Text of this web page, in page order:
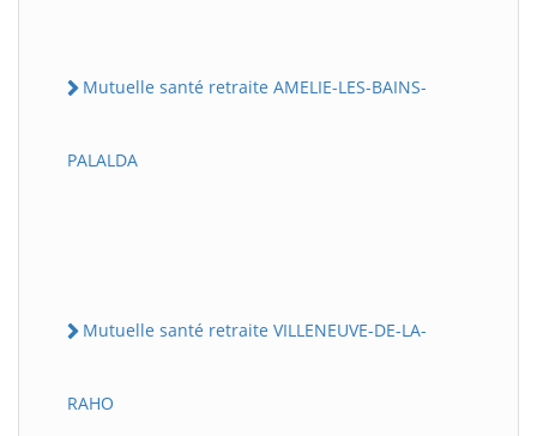
Mutuelle santé retraite AMELIE-LES-BAINS-
PALALDA
Mutuelle santé retraite VILLENEUVE-DE-LA-
RAHO